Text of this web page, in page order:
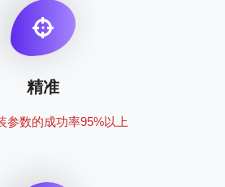
精准
参数的成功率95%以上